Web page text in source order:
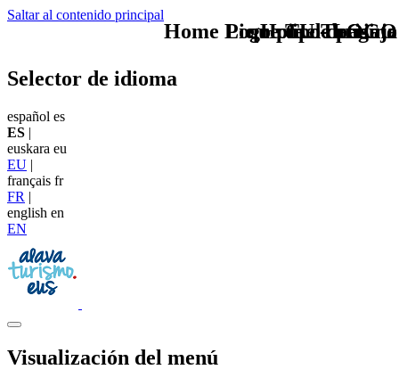
Saltar al contenido principal
TU - LOGO
Selector de idioma
español es
ES |
euskara eu
EU |
français fr
FR |
english en
EN
Visualización del menú
que tipo de viaje
Home Logo pie de página
Pie Home Turismo